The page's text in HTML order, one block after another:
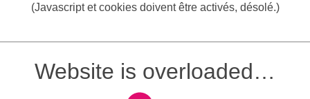
(Javascript et cookies doivent être activés, désolé.)
Website is overloaded…